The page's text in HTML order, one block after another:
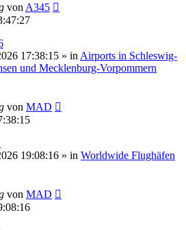
von A345
17:38:15 » in Airports in Schleswig-
und Mecklenburg-Vorpommern
von MAD
19:08:16 » in Worldwide Flughäfen
von MAD